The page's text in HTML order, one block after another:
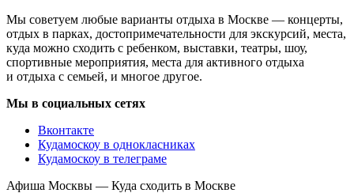
Мы советуем любые варианты отдыха в Москве — концерты,
отдых в парках, достопримечательности для экскурсий, места,
куда можно сходить с ребенком, выставки, театры, шоу,
спортивные мероприятия, места для активного отдыха
и отдыха с семьей, и многое другое.
Мы в социальных сетях
Вконтакте
Кудамоскоу в однокласниках
Кудамоскоу в телеграме
Афиша Москвы — Куда сходить в Москве